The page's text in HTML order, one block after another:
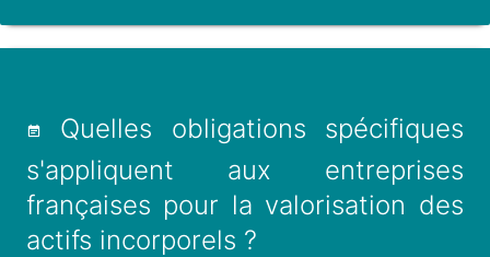
Quelles obligations spécifiques
s'appliquent aux entreprises
françaises pour la valorisation des
actifs incorporels ?